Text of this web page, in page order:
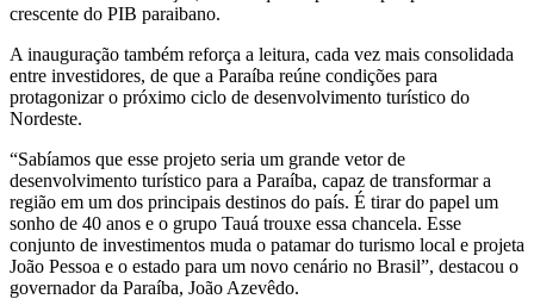
crescente do PIB paraibano.
A inauguração também reforça a leitura, cada vez mais consolidada
entre investidores, de que a Paraíba reúne condições para
protagonizar o próximo ciclo de desenvolvimento turístico do
Nordeste.
“Sabíamos que esse projeto seria um grande vetor de
desenvolvimento turístico para a Paraíba, capaz de transformar a
região em um dos principais destinos do país. É tirar do papel um
sonho de 40 anos e o grupo Tauá trouxe essa chancela. Esse
conjunto de investimentos muda o patamar do turismo local e projeta
João Pessoa e o estado para um novo cenário no Brasil”, destacou o
governador da Paraíba, João Azevêdo.